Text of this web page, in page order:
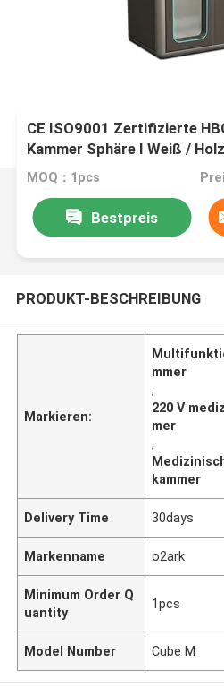
CE ISO9001 Zertifizierte
Kammer Sphäre I Weiß /
MOQ：1pcs
Bestpreis
PRODUKT-BESCHREIBUNG
Markieren:
mmer
,
220 V
mer
,
kammer
Delivery Time 30days
Markenname o2ark
Minimum Order Q
uantity
1pcs
Model Number Cube M